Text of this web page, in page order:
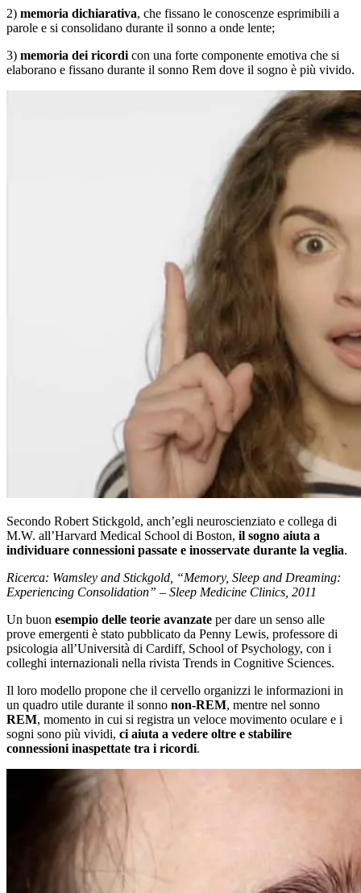
2) memoria dichiarativa, che fissano le conoscenze esprimibili a
parole e si consolidano durante il sonno a onde lente;
3) memoria dei ricordi con una forte componente emotiva che si
elaborano e fissano durante il sonno Rem dove il sogno è più vivido.
Secondo Robert Stickgold, anch’egli neuroscienziato e collega di
M.W. all’Harvard Medical School di Boston, il sogno aiuta a
individuare connessioni passate e inosservate durante la veglia.
Ricerca: Wamsley and Stickgold, “Memory, Sleep and Dreaming:
Experiencing Consolidation” – Sleep Medicine Clinics, 2011
Un buon esempio delle teorie avanzate per dare un senso alle
prove emergenti è stato pubblicato da Penny Lewis, professore di
psicologia all’Università di Cardiff, School of Psychology, con i
colleghi internazionali nella rivista Trends in Cognitive Sciences.
Il loro modello propone che il cervello organizzi le informazioni in
un quadro utile durante il sonno non-REM, mentre nel sonno
REM, momento in cui si registra un veloce movimento oculare e i
sogni sono più vividi, ci aiuta a vedere oltre e stabilire
connessioni inaspettate tra i ricordi.